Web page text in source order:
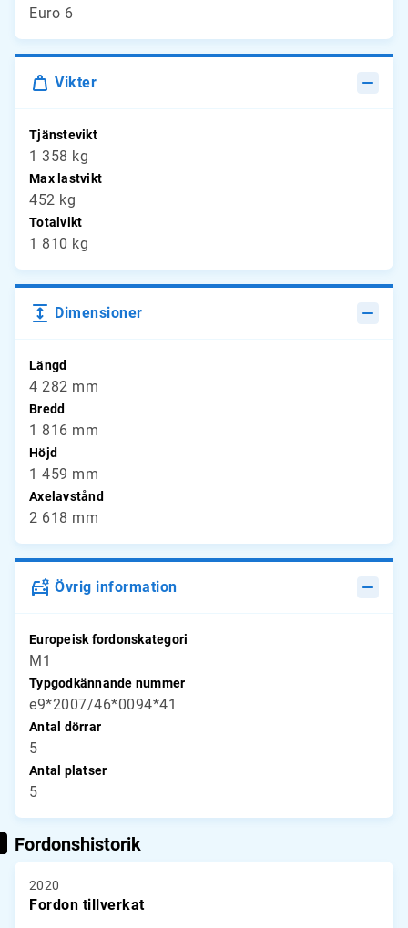
Euro 6
Vikter
Tjänstevikt
1 358 kg
Max lastvikt
452 kg
Totalvikt
1 810 kg
Dimensioner
Längd
4 282 mm
Bredd
1 816 mm
Höjd
1 459 mm
Axelavstånd
2 618 mm
Övrig information
Europeisk fordonskategori
M1
Typgodkännande nummer
e9*2007/46*0094*41
Antal dörrar
5
Antal platser
5
Fordonshistorik
2020
Fordon tillverkat